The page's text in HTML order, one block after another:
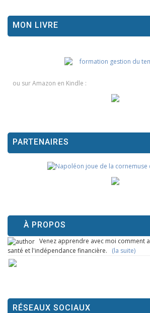
MON LIVRE
ou sur Amazon en Kindle :
PARTENAIRES
À PROPOS
Venez apprendre avec moi comment
santé et l'indépendance financière. (la suite)
RÉSEAUX SOCIAUX